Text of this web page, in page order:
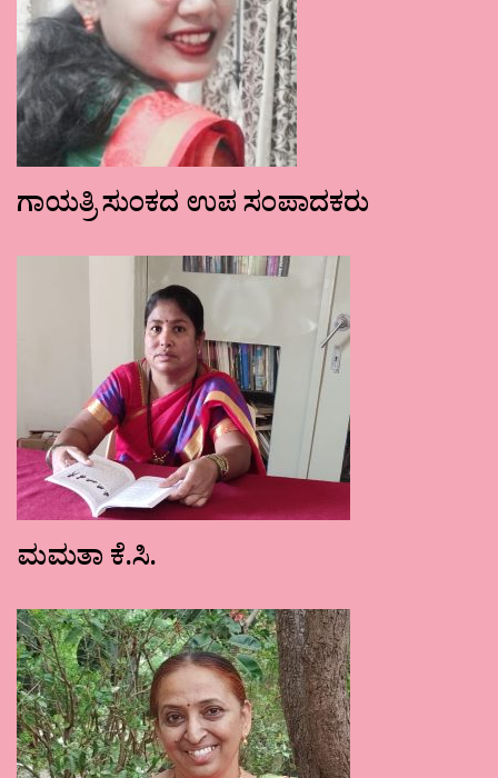
ಗಾಯತ್ರಿ ಸುಂಕದ ಉಪ ಸಂಪಾದಕರು
ಮಮತಾ ಕೆ.ಸಿ.